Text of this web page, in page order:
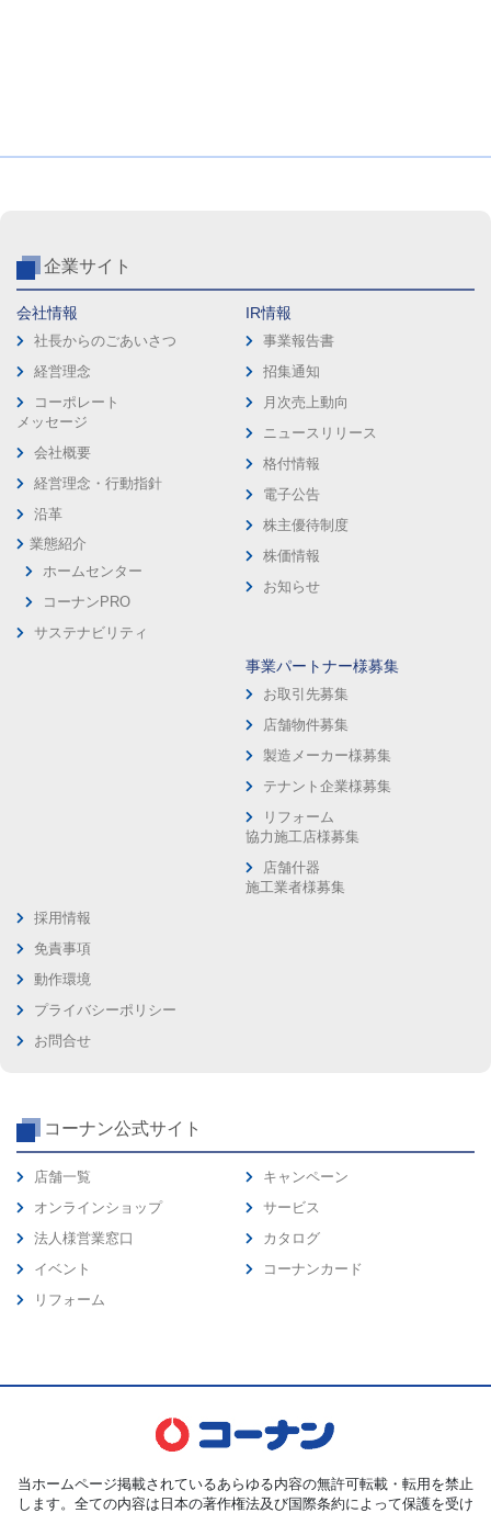
企業サイト
会社情報
社長からのごあいさつ
経営理念
コーポレート
メッセージ
会社概要
経営理念・行動指針
沿革
業態紹介
ホームセンター
コーナンPRO
サステナビリティ
IR情報
事業報告書
招集通知
月次売上動向
ニュースリリース
格付情報
電子公告
株主優待制度
株価情報
お知らせ
事業パートナー様募集
お取引先募集
店舗物件募集
製造メーカー様募集
テナント企業様募集
リフォーム
協力施工店様募集
店舗什器
施工業者様募集
採用情報
免責事項
動作環境
プライバシーポリシー
お問合せ
コーナン公式サイト
店舗一覧
オンラインショップ
法人様営業窓口
イベント
リフォーム
キャンペーン
サービス
カタログ
コーナンカード
当ホームページ掲載されているあらゆる内容の無許可転載・転用を禁止
します。全ての内容は日本の著作権法及び国際条約によって保護を受け